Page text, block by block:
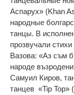
Аспарух» (Khan
народные
танцы. В
прозвучали
Вазова: «Аз съм
народе
Самуил Киров,
танцев «Tip Top»